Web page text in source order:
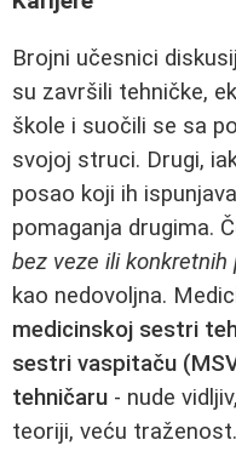
Brojni učesnici
su završili tehničke,
škole i suočili se sa
svojoj struci. Drugi,
posao koji ih
pomaganja drugima.
bez veze ili
kao nedovoljna.
medicinskoj sestri
sestri vaspitaču
tehničaru - nude
teoriji, veću traženost.